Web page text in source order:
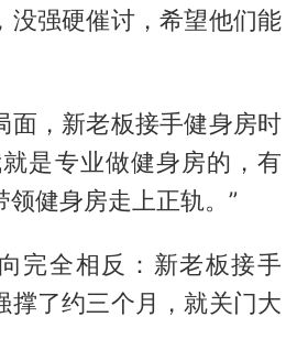
没强硬催讨，希望他们能
面，新老板接手健身房时
是专业做健身房的，有
领健身房走上正轨。”
完全相反：新老板接手
撑了约三个月，就关门大